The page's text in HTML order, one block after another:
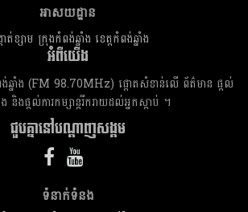
អាសយដ្ឋាន
ត់ខ្សាម ក្រុងកំពង់ឆ្នាំង ខេត្តកំពង់ឆ្នាំង
អំពីយើង
ង់ឆ្នាំង (FM 98.70MHz) ផ្តោតសំខាន់លើ ព័ត៌មាន ផ្តល់
ងផ្តល់ការកម្សាន្តរីករាយដល់អ្នកស្តាប់ ។
ជួបគ្នានៅបណ្តាញសង្គម
ទំនាក់​ទំនង